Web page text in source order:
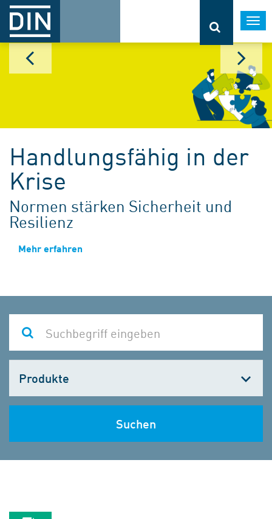
Handlungsfähig in der
Krise
Normen stärken Sicherheit und
Resilienz
Mehr erfahren
wählen
Suchen